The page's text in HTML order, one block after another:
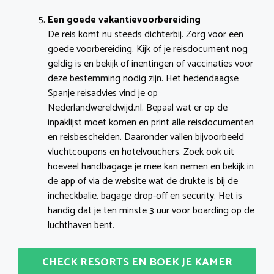
Een goede vakantievoorbereiding
De reis komt nu steeds dichterbij. Zorg voor een
goede voorbereiding. Kijk of je reisdocument nog
geldig is en bekijk of inentingen of vaccinaties voor
deze bestemming nodig zijn. Het hedendaagse
Spanje reisadvies vind je op
Nederlandwereldwijd.nl. Bepaal wat er op de
inpaklijst moet komen en print alle reisdocumenten
en reisbescheiden. Daaronder vallen bijvoorbeeld
vluchtcoupons en hotelvouchers. Zoek ook uit
hoeveel handbagage je mee kan nemen en bekijk in
de app of via de website wat de drukte is bij de
incheckbalie, bagage drop-off en security. Het is
handig dat je ten minste 3 uur voor boarding op de
luchthaven bent.
CHECK RESORTS EN BOEK JE KAMER